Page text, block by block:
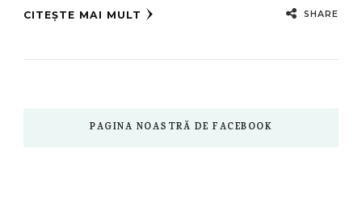
CITEȘTE MAI MULT SHARE
PAGINA NOASTRĂ DE FACEBOOK